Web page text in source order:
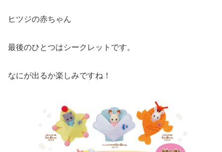
ヒツジの赤ちゃん
最後のひとつはシークレットです。
なにが出るか楽しみですね！